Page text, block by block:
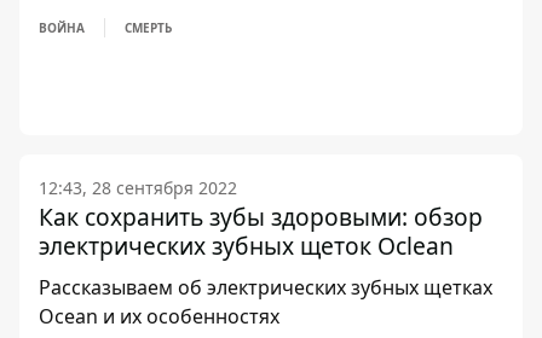
ВОЙНА СМЕРТЬ
12:43, 28 сентября 2022
Как сохранить зубы здоровыми: обзор
электрических зубных щеток Oclean
Рассказываем об электрических зубных щетках
Ocean и их особенностях